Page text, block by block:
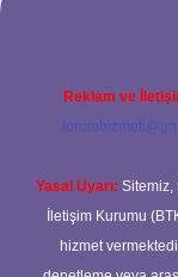
Reklam ve
Yasal Uyarı: Sitemiz,
İletişim Kurumu
hizmet